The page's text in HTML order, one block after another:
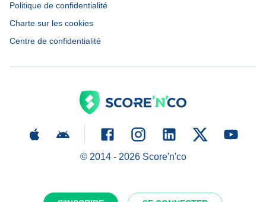
Politique de confidentialité
Charte sur les cookies
Centre de confidentialité
© 2014 - 2026Score'n'co